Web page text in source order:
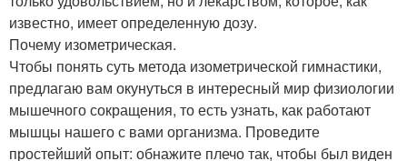
известно, имеет определенную дозу.
Почему изометрическая.
Чтобы понять суть метода изометрической гимнастики,
предлагаю вам окунуться в интересный мир физиологии
мышечного сокращения, то есть узнать, как работают
мышцы нашего с вами организма. Проведите
простейший опыт: обнажите плечо так, чтобы был виден